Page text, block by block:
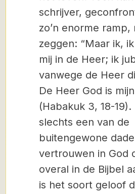
schrijver,
zo’n enorme ramp,
zeggen: “Maar ik,
mij in de Heer; ik
vanwege de Heer
De Heer God is
(Habakuk 3, 18-19).
slechts een van de
buitengewone
vertrouwen in God
overal in de Bijbel
is het soort geloof